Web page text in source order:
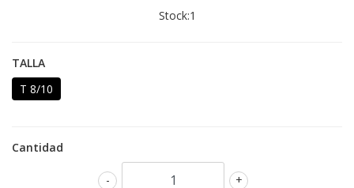
Stock:1
TALLA
T 8/10
Cantidad
+
-